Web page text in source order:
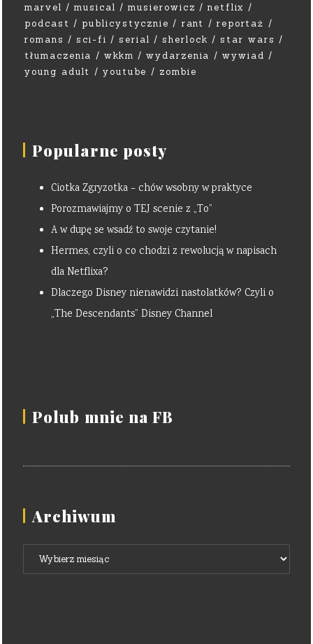
marvel
musical musierowicz
netflix
podcast
publicystycznie rant
reportaż
romans
sci-fi serial sherlock
star wars
tłumaczenia
wkkm wydarzenia
wywiad
young adult
youtube zombie
Popularne posty
Ciotka Zgryzotka – chów wsobny w praktyce
Porozmawiajmy o TEJ scenie z „To”
A w dupę se wsadź to swoje czytanie!
Hermes, czyli o co chodzi z rewolucją w napisach
dla Netflixa?
Dlaczego Disney nienawidzi nastolatków? Czyli o
„The Descendants” Disney Channel
Polub mnie na FB
Archiwum
Archiwum